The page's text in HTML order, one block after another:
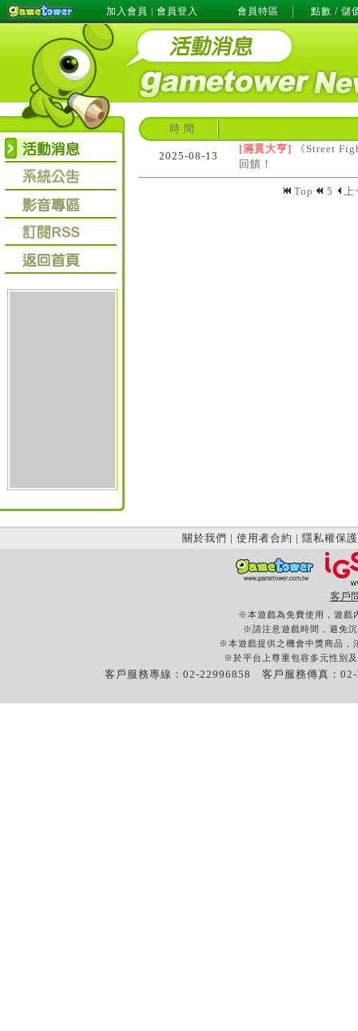
加入會員 | 會員登入 會員特區 點數 / 儲
時 間
2025-08-13
[滿貫大亨]
《Street
回饋！
Top 5 上
關於我們 | 使用者合約 | 隱私權保護
客戶
※本遊戲為免費使用，遊戲
※請注意遊戲時間，避免
※本遊戲提供之機會中獎商品，
※於平台上尊重包容多元性別
客戶服務專線：02-22996858 客戶服務傳真：